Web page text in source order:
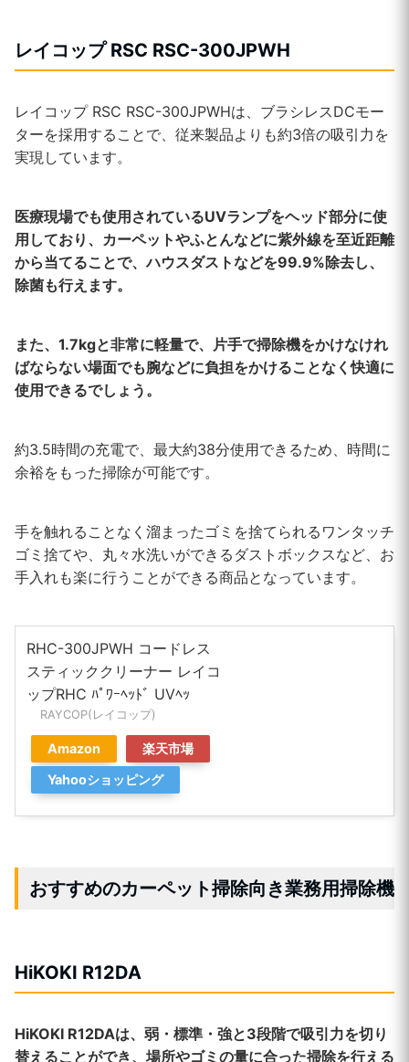
レイコップ RSC RSC-300JPWH
レイコップ RSC RSC-300JPWHは、ブラシレスDCモー
ターを採用することで、従来製品よりも約3倍の吸引力を
実現しています。
医療現場でも使用されているUVランプをヘッド部分に使
用しており、カーペットやふとんなどに紫外線を至近距離
から当てることで、ハウスダストなどを99.9%除去し、
除菌も行えます。
また、1.7kgと非常に軽量で、片手で掃除機をかけなけれ
ばならない場面でも腕などに負担をかけることなく快適に
使用できるでしょう。
約3.5時間の充電で、最大約38分使用できるため、時間に
余裕をもった掃除が可能です。
手を触れることなく溜まったゴミを捨てられるワンタッチ
ゴミ捨てや、丸々水洗いができるダストボックスなど、お
手入れも楽に行うことができる商品となっています。
RHC-300JPWH コードレス
スティッククリーナー レイコ
ップRHC ﾊﾟﾜｰﾍｯﾄﾞ UVﾍｯ
RAYCOP(レイコップ)
Amazon
楽天市場
Yahooショッピング
おすすめのカーペット掃除向き業務用掃除機
HiKOKI R12DA
HiKOKI R12DAは、弱・標準・強と3段階で吸引力を切り
替えることができ、場所やゴミの量に合った掃除を行える